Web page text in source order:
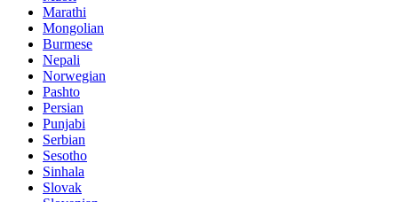
Marathi
Mongolian
Burmese
Nepali
Norwegian
Pashto
Persian
Punjabi
Serbian
Sesotho
Sinhala
Slovak